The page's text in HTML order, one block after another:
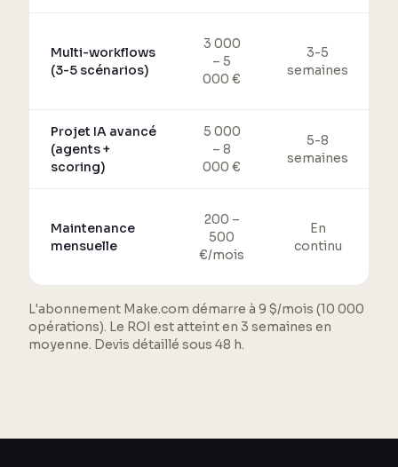
Multi-workflows
(3-5 scénarios)
3 000
– 5
000 €
3-5
semaines
Projet IA avancé
(agents +
scoring)
5 000
– 8
000 €
5-8
semaines
Maintenance
mensuelle
200 –
500
€/mois
En
continu
L'abonnement Make.com démarre à 9 $/mois (10 000
opérations). Le ROI est atteint en 3 semaines en
moyenne. Devis détaillé sous 48 h.